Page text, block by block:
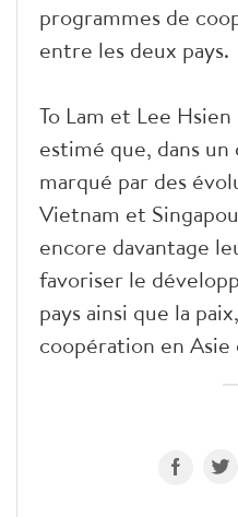
programmes de
entre les deux pays.
To Lam et Lee
estimé que, dans
marqué par des
Vietnam et
encore davantage
favoriser le
pays ainsi que la
coopération en